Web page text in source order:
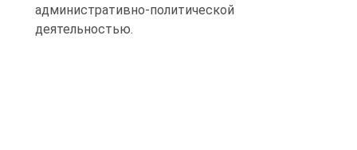
административно-политической
деятельностью.